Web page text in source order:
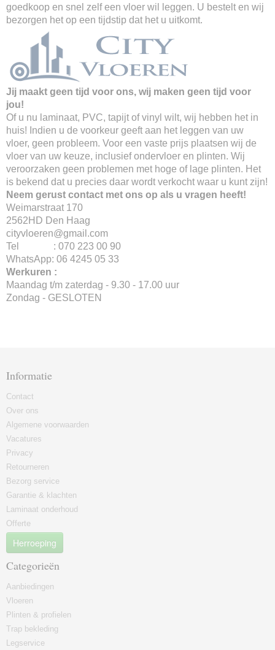
goedkoop en snel zelf een vloer wil leggen. U bestelt en wij
bezorgen het op een tijdstip dat het u uitkomt.
Jij maakt geen tijd voor ons, wij maken geen tijd voor
jou!
Of u nu laminaat, PVC, tapijt of vinyl wilt, wij hebben het in
huis! Indien u de voorkeur geeft aan het leggen van uw
vloer, geen probleem. Voor een vaste prijs plaatsen wij de
vloer van uw keuze, inclusief ondervloer en plinten. Wij
veroorzaken geen problemen met hoge of lage plinten. Het
is bekend dat u precies daar wordt verkocht waar u kunt zijn!
Neem gerust contact met ons op als u vragen heeft!
Weimarstraat 170
2562HD Den Haag
cityvloeren@gmail.com
Tel : 070 223 00 90
WhatsApp: 06 4245 05 33
Werkuren :
Maandag t/m zaterdag - 9.30 - 17.00 uur
Zondag - GESLOTEN
Informatie
Contact
Over ons
Algemene voorwaarden
Vacatures
Privacy
Retourneren
Bezorg service
Garantie & klachten
Laminaat onderhoud
Offerte
Herroeping
Categorieën
Aanbiedingen
Vloeren
Plinten & profielen
Trap bekleding
Legservice